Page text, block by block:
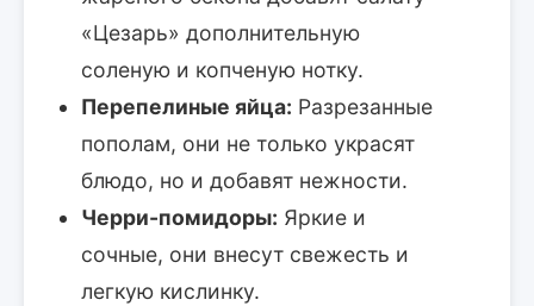
«Цезарь» дополнительную
соленую и копченую нотку.
Перепелиные яйца: Разрезанные
пополам, они не только украсят
блюдо, но и добавят нежности.
Черри-помидоры: Яркие и
сочные, они внесут свежесть и
легкую кислинку.